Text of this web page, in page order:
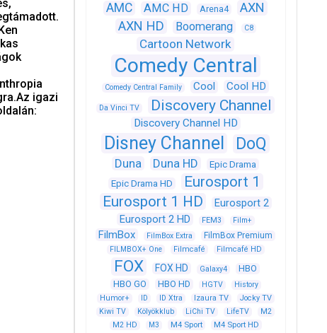
igazi
AMC AMC HD Arena4
AXN
AXN HD
Boomerang C8
Cartoon Network
Comedy Central
Comedy Central Family Cool Cool HD
Da Vinci TV Discovery Channel
Discovery Channel HD
Disney Channel DoQ
Duna Duna HD
Epic Drama
Epic Drama HD
Eurosport 1
Eurosport 1 HD
Eurosport 2
Eurosport 2 HD
FEM3 Film+
FilmBox FilmBox Extra FilmBox Premium
FILMBOX+ One Filmcafé Filmcafé HD
FOX FOX HD Galaxy4
HBO
HBO GO
HBO HD HGTV
History
Humor+
ID ID Xtra Izaura TV
Jocky TV
Kiwi TV
Kölyökklub LiChi TV LifeTV
M2
M2 HD
M3 M4 Sport M4 Sport HD